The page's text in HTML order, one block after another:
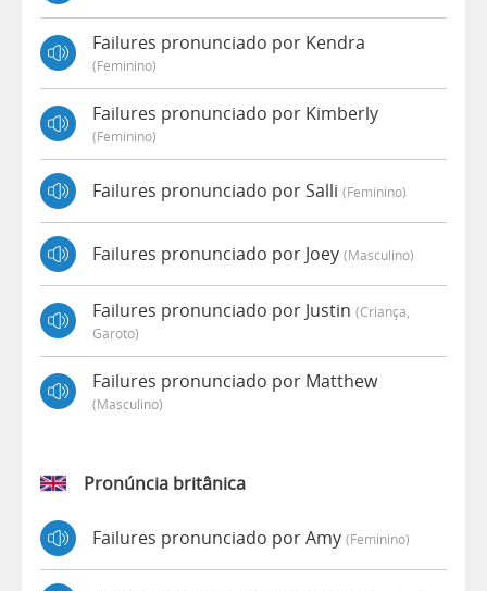
Failures pronunciado por Kendra
(feminino)
Failures pronunciado por Kimberly
(feminino)
Failures pronunciado por Salli (feminino)
Failures pronunciado por Joey (masculino)
Failures pronunciado por Justin (criança,
Garoto)
Failures pronunciado por Matthew
(masculino)
Pronúncia britânica
Failures pronunciado por Amy (feminino)